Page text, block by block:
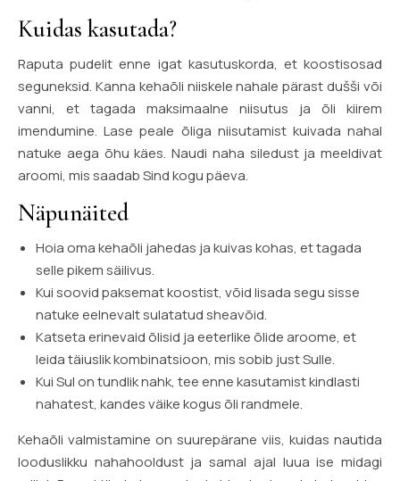
Kuidas kasutada?
Raputa pudelit enne igat kasutuskorda, et koostisosad
seguneksid. Kanna kehaõli niiskele nahale pärast dušši või
vanni, et tagada maksimaalne niisutus ja õli kiirem
imendumine. Lase peale õliga niisutamist kuivada nahal
natuke aega õhu käes. Naudi naha siledust ja meeldivat
aroomi, mis saadab Sind kogu päeva.
Näpunäited
Hoia oma kehaõli jahedas ja kuivas kohas, et tagada
selle pikem säilivus.
Kui soovid paksemat koostist, võid lisada segu sisse
natuke eelnevalt sulatatud sheavõid.
Katseta erinevaid õlisid ja eeterlike õlide aroome, et
leida täiuslik kombinatsioon, mis sobib just Sulle.
Kui Sul on tundlik nahk, tee enne kasutamist kindlasti
nahatest, kandes väike kogus õli randmele.
Kehaõli valmistamine on suurepärane viis, kuidas nautida
looduslikku nahahooldust ja samal ajal luua ise midagi